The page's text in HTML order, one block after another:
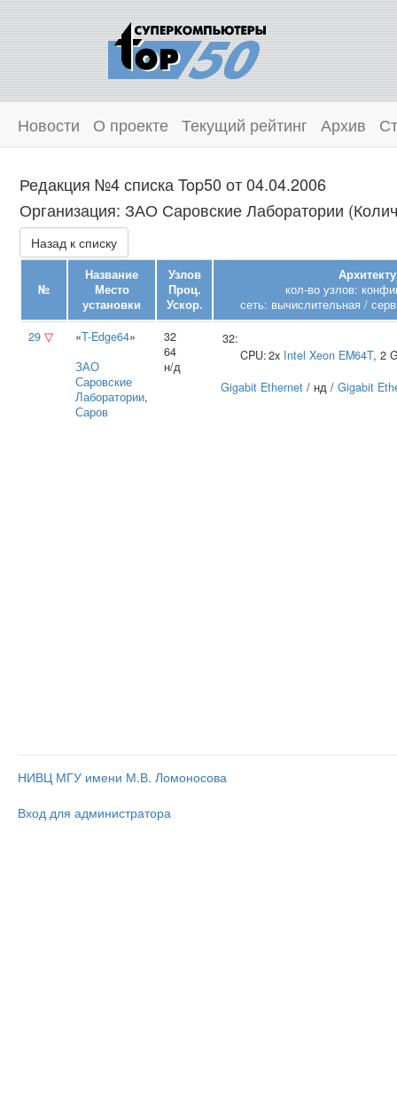
Новости О проекте Текущий рейтинг Архив
Редакция №4 списка Top50 от 04.04.2006
Организация: ЗАО Саровские Лаборатории
Назад к списку
№
Название
Место
установки
Узлов
Проц.
Ускор.
кол-во узлов:
сеть: вычислительная /
29 ▽ «T-Edge64»
ЗАО
Саровские
Лаборатории,
Саров
32
64
н/д
32:
CPU:2x Intel Xeon EM64T, 2
Gigabit Ethernet / нд / Gigabit
НИВЦ МГУ имени М.В. Ломоносова
Вход для администратора